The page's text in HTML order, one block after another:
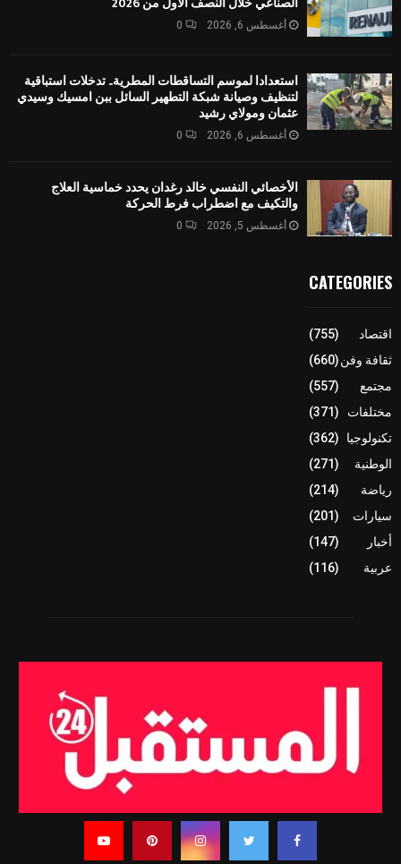
أغسطس 6, 2026 0
استعدادا لموسم التساقطات المطرية.. تدخلات استباقية
لتنظيف وصيانة شبكة التطهير السائل ببن امسيك وسيدي
عثمان ومولاي رشيد
أغسطس 6, 2026 0
الأخصائي النفسي خالد رغدان يحدد خماسية العلاج
والتكيف مع اضطراب فرط الحركة
أغسطس 5, 2026 0
CATEGORIES
اقتصاد
(755)
ثقافة وفن(660)
مجتمع
(557)
مختلفات
(371)
تكنولوجيا
(362)
الوطنية
(271)
رياضة
(214)
سيارات
(201)
أخبار
(147)
عربية
(116)